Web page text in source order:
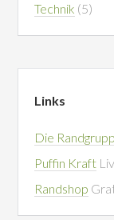
Technik (5)
Links
Die
Puffin Kraft
Randshop